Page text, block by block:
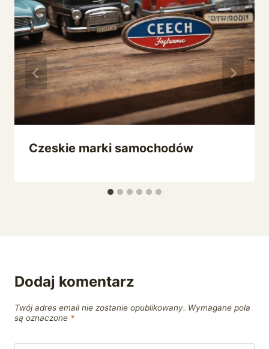
Czeskie marki samochodów
Dodaj komentarz
Twój adres email nie zostanie opublikowany. Wymagane pola
są oznaczone *